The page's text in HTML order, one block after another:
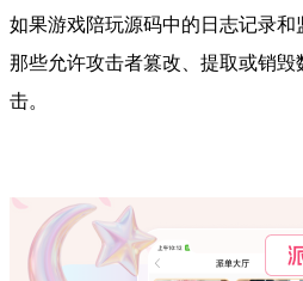
如果游戏陪玩源码中的日志记录
那些允许攻击者篡改、提取或销
击。